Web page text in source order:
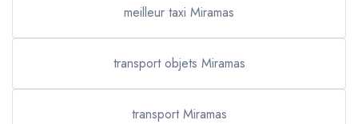
meilleur taxi Miramas
transport objets Miramas
transport Miramas